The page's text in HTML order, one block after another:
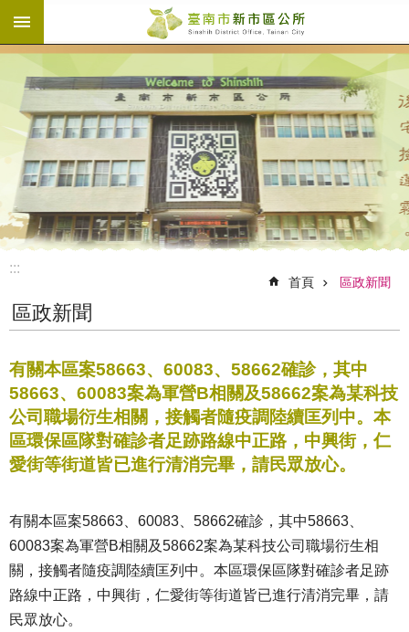
跳到主要內容區塊
:::
首頁 區政新聞
區政新聞
有關本區案58663、60083、58662確診，其中
58663、60083案為軍營B相關及58662案為某科技
公司職場衍生相關，接觸者隨疫調陸續匡列中。本
區環保區隊對確診者足跡路線中正路，中興街，仁
愛街等街道皆已進行清消完畢，請民眾放心。
有關本區案58663、60083、58662確診，其中58663、
60083案為軍營B相關及58662案為某科技公司職場衍生相
關，接觸者隨疫調陸續匡列中。本區環保區隊對確診者足跡
路線中正路，中興街，仁愛街等街道皆已進行清消完畢，請
民眾放心。